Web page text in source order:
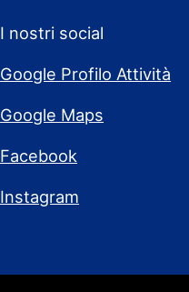
I nostri social
Google Profilo Attività
Google Maps
Facebook
Instagram